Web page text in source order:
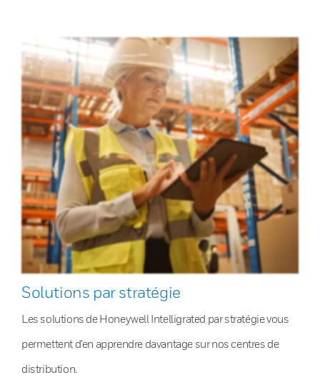
Solutions par stratégie
Les solutions de Honeywell Intelligrated par stratégie vous
permettent d’en apprendre davantage sur nos centres de
distribution.